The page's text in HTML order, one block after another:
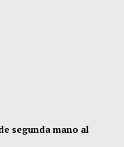
segunda mano al